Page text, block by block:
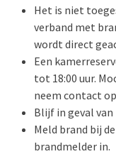
Het is niet
verband met
wordt direct
Een
tot 18:00 uur.
neem contact
Blijf in geval
Meld brand bij
brandmelder in.